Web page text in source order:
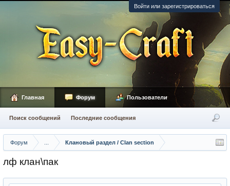
Войти или зарегистрироваться
Форум Клановый раздел / Сlan section
лф клан\пак
Главная Форум
Поиск сообщений Последние сообщения
Пользователи